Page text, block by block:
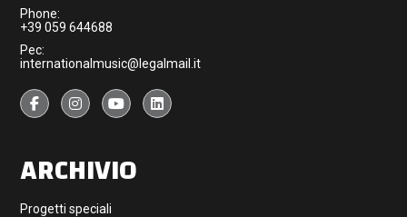
Phone:
+39 059 644688
Pec:
internationalmusic@legalmail.it
ARCHIVIO
Progetti speciali